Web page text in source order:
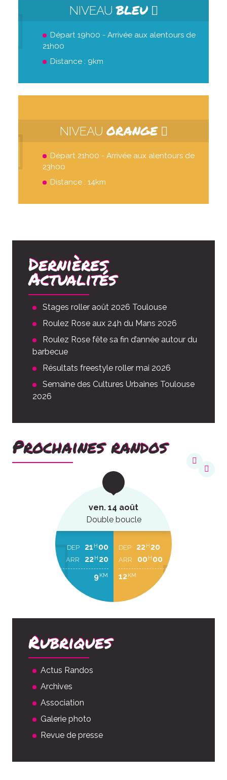
NIVEAUBLEU
Départ 19h00 - Arrivée aux alentours de
21h00
Distance : 9km
NIVEAU ORANGE
Départ 21h00 - Arrivée aux alentours de
23h00
Distance : 14km
Dernières
Actualités
Stages roller août 2026 Toulouse
Roulez Rose aux 24h du Mans 2026
Roulez Rose fête sa fin d’année autour du
barbecue
Résultats freestyle roller mai 2026
Semaine des Cultures Urbaines Toulouse
2026
Prochaines randos
ven. 14 août
Double boucle
DEP 21 H 00
ARR 22H 20
9KM
DEP 22H 20
ARR 00H 00
12KM
Rubriques
Actus Randos
Archives
Association
Galerie photo
Revue de presse